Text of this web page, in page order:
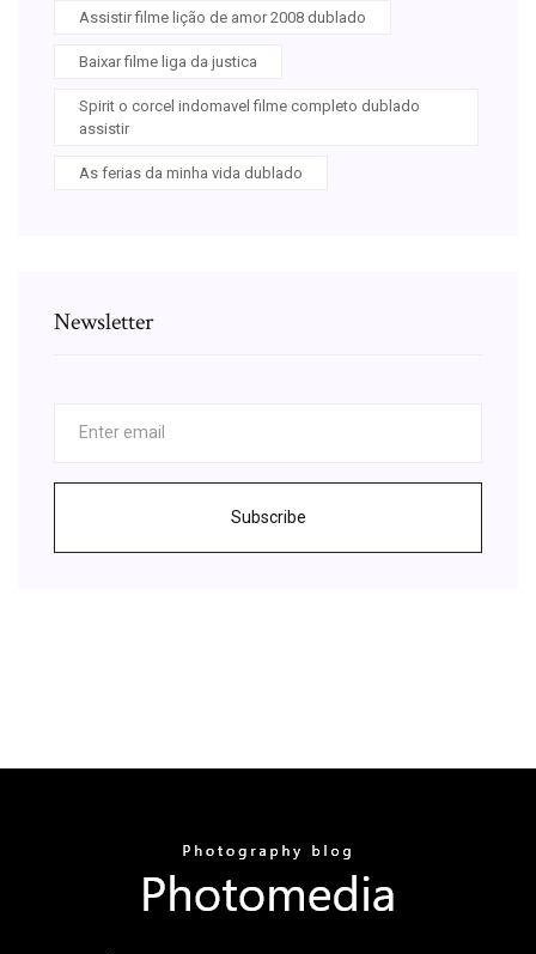
Assistir filme lição de amor 2008 dublado
Baixar filme liga da justica
Spirit o corcel indomavel filme completo dublado
assistir
As ferias da minha vida dublado
Newsletter
Subscribe